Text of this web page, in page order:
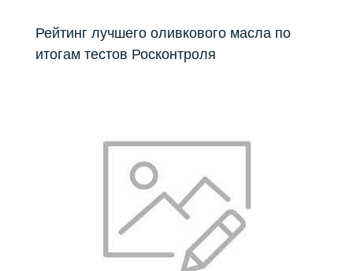
Рейтинг лучшего оливкового масла по
итогам тестов Росконтроля